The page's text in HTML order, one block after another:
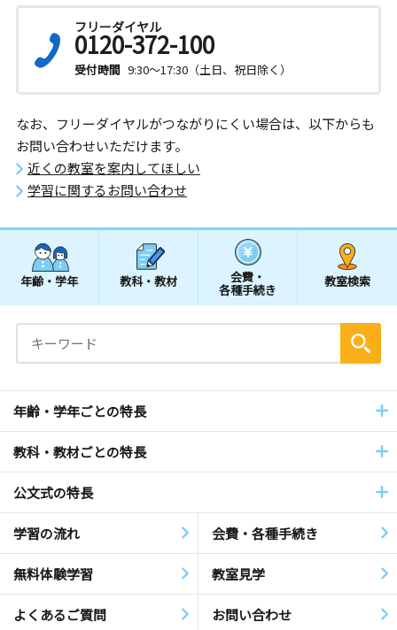
フリーダイヤル
0120-372-100
受付時間 9:30～17:30（土日、祝日除く）
なお、フリーダイヤルがつながりにくい場合は、以下からも
お問い合わせいただけます。
近くの教室を案内してほしい
学習に関するお問い合わせ
年齢・学年 教科・教材 会費・
各種手続き
教室検索
年齢・学年ごとの特長
教科・教材ごとの特長
公文式の特長
学習の流れ 会費・各種手続き
無料体験学習 教室見学
よくあるご質問 お問い合わせ